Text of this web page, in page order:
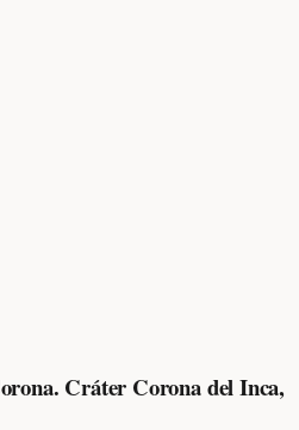
Cráter Corona del Inca,